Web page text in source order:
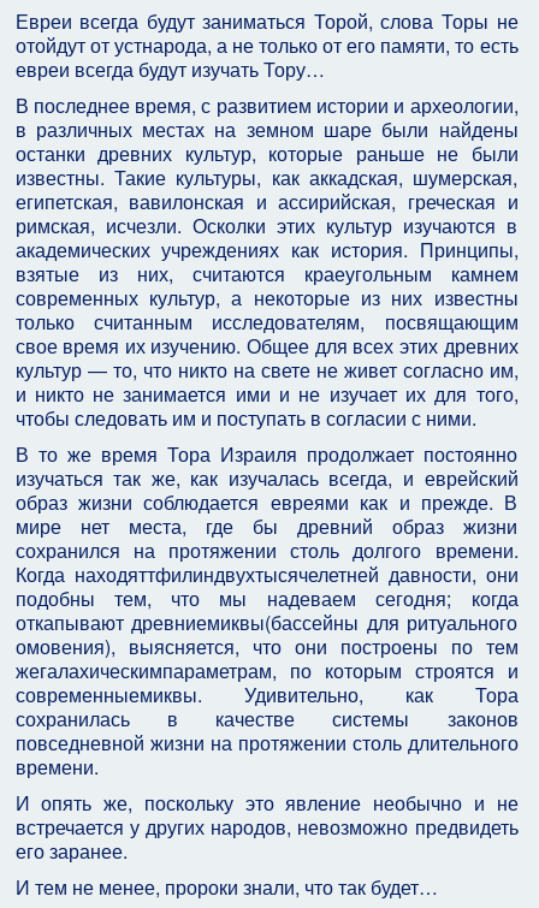
Евреи всегда будут заниматься Торой, слова Торы не
отойдут от устнарода, а не только от его памяти, то есть
евреи всегда будут изучать Тору…
В последнее время, с развитием истории и археологии,
в различных местах на земном шаре были найдены
останки древних культур, которые раньше не были
известны. Такие культуры, как аккадская, шумерская,
египетская, вавилонская и ассирийская, греческая и
римская, исчезли. Осколки этих культур изучаются в
академических учреждениях как история. Принципы,
взятые из них, считаются краеугольным камнем
современных культур, а некоторые из них известны
только считанным исследователям, посвящающим
свое время их изучению. Общее для всех этих древних
культур — то, что никто на свете не живет согласно им,
и никто не занимается ими и не изучает их для того,
чтобы следовать им и поступать в согласии с ними.
В то же время Тора Израиля продолжает постоянно
изучаться так же, как изучалась всегда, и еврейский
образ жизни соблюдается евреями как и прежде. В
мире нет места, где бы древний образ жизни
сохранился на протяжении столь долгого времени.
Когда находяттфилиндвухтысячелетней давности, они
подобны тем, что мы надеваем сегодня; когда
откапывают древниемиквы(бассейны для ритуального
омовения), выясняется, что они построены по тем
жегалахическимпараметрам, по которым строятся и
современныемиквы. Удивительно, как Тора
сохранилась в качестве системы законов
повседневной жизни на протяжении столь длительного
времени.
И опять же, поскольку это явление необычно и не
встречается у других народов, невозможно предвидеть
его заранее.
И тем не менее, пророки знали, что так будет…